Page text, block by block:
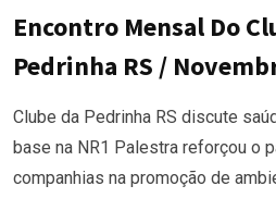
Encontro Mensal Do
Pedrinha RS /
Clube da Pedrinha RS discute
base na NR1 Palestra reforçou o
companhias na promoção de